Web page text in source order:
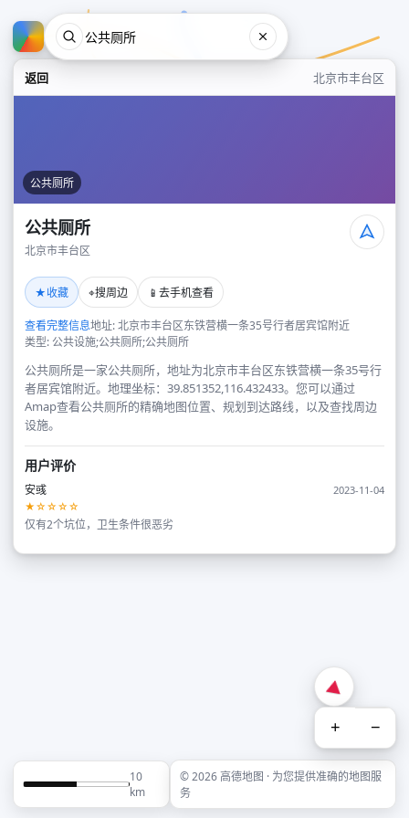
返回 北京市丰台区
公共厕所
公共厕所
北京市丰台区
★收藏 ⌖搜周边 📱 去手机查看
查看完整信息地址: 北京市丰台区东铁营横一条35号行者居宾馆附近
类型: 公共设施;公共厕所;公共厕所
公共厕所是一家公共厕所，地址为北京市丰台区东铁营横一条35号行
者居宾馆附近。地理坐标：39.851352,116.432433。您可以通过
Amap查看公共厕所的精确地图位置、规划到达路线，以及查找周边
设施。
用户评价
安彧
2023-11-04
★☆☆☆☆
仅有2个坑位，卫生条件很恶劣
+ −
10
km
© 2026 高德地图 · 为您提供准确的地图服
务